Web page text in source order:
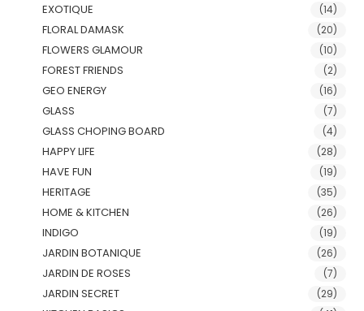
EXOTIQUE (14)
FLORAL DAMASK (20)
FLOWERS GLAMOUR (10)
FOREST FRIENDS (2)
GEO ENERGY (16)
GLASS (7)
GLASS CHOPING BOARD (4)
HAPPY LIFE (28)
HAVE FUN (19)
HERITAGE (35)
HOME & KITCHEN (26)
INDIGO (19)
JARDIN BOTANIQUE (26)
JARDIN DE ROSES (7)
JARDIN SECRET (29)